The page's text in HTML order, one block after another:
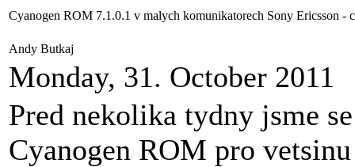
Cyanogen ROM 7.1.0.1 v malych komunikatorech Sony Ericsson -
Andy Butkaj
Monday, 31. October 2011
Pred nekolika tydny jsme
Cyanogen ROM pro